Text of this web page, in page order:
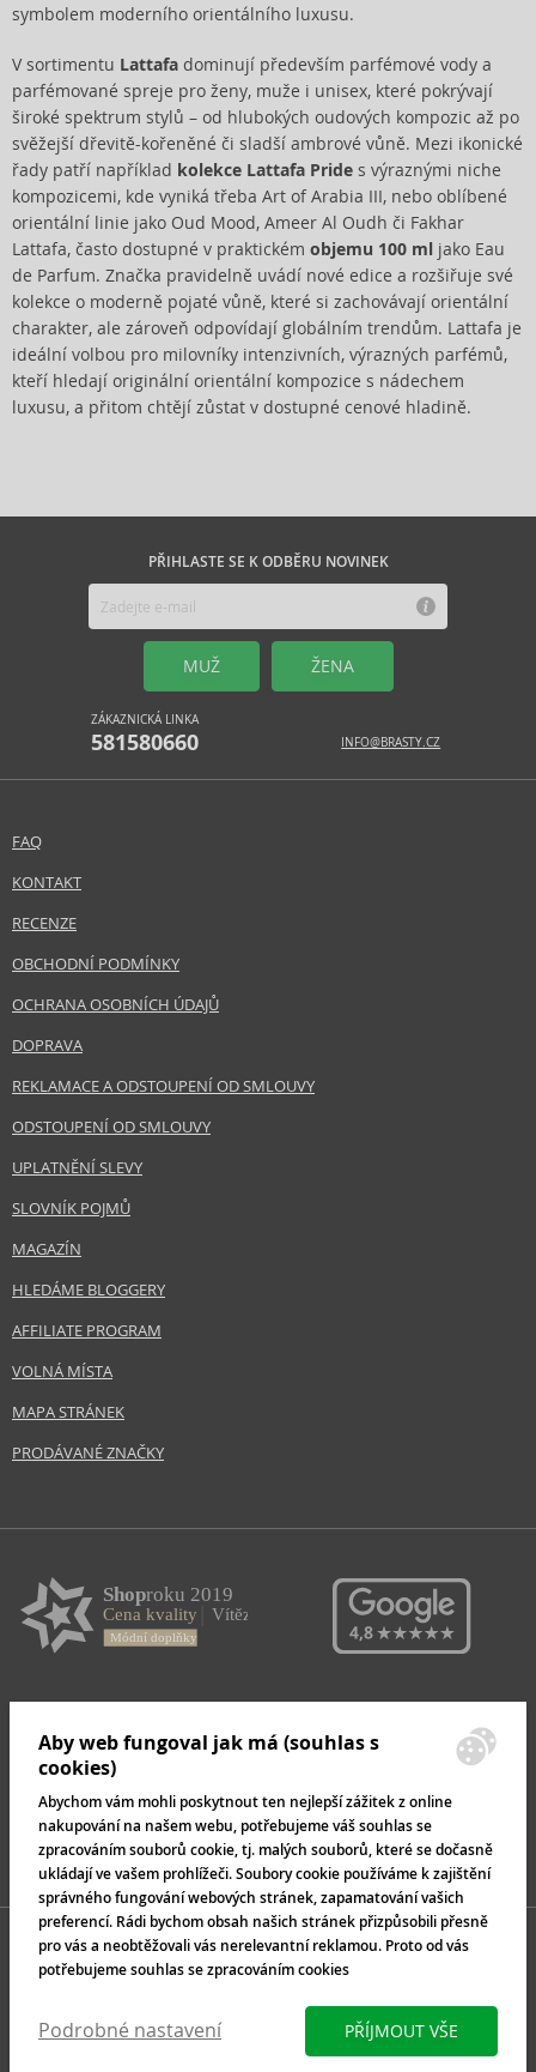
symbolem moderního orientálního luxusu.
V sortimentu Lattafa dominují především parfémové vody a
parfémované spreje pro ženy, muže i unisex, které pokrývají
široké spektrum stylů – od hlubokých oudových kompozic až po
svěžejší dřevitě-kořeněné či sladší ambrové vůně. Mezi ikonické
řady patří například kolekce Lattafa Pride s výraznými niche
kompozicemi, kde vyniká třeba Art of Arabia III, nebo oblíbené
orientální linie jako Oud Mood, Ameer Al Oudh či Fakhar
Lattafa, často dostupné v praktickém objemu 100 ml jako Eau
de Parfum. Značka pravidelně uvádí nové edice a rozšiřuje své
kolekce o moderně pojaté vůně, které si zachovávají orientální
charakter, ale zároveň odpovídají globálním trendům. Lattafa je
ideální volbou pro milovníky intenzivních, výrazných parfémů,
kteří hledají originální orientální kompozice s nádechem
luxusu, a přitom chtějí zůstat v dostupné cenové hladině.
PŘIHLASTE SE K ODBĚRU NOVINEK
MUŽ ŽENA
ZÁKAZNICKÁ LINKA
581580660 INFO@BRASTY.CZ
FAQ
KONTAKT
RECENZE
OBCHODNÍ PODMÍNKY
OCHRANA OSOBNÍCH ÚDAJŮ
DOPRAVA
REKLAMACE A ODSTOUPENÍ OD SMLOUVY
ODSTOUPENÍ OD SMLOUVY
UPLATNĚNÍ SLEVY
SLOVNÍK POJMŮ
MAGAZÍN
HLEDÁME BLOGGERY
AFFILIATE PROGRAM
VOLNÁ MÍSTA
MAPA STRÁNEK
PRODÁVANÉ ZNAČKY
Aby web fungoval jak má (souhlas s
cookies)
Abychom vám mohli poskytnout ten nejlepší zážitek z online
nakupování na našem webu, potřebujeme váš souhlas se
zpracováním souborů cookie, tj. malých souborů, které se dočasně
ukládají ve vašem prohlížeči. Soubory cookie používáme k zajištění
správného fungování webových stránek, zapamatování vašich
preferencí. Rádi bychom obsah našich stránek přizpůsobili přesně
pro vás a neobtěžovali vás nerelevantní reklamou. Proto od vás
potřebujeme souhlas se zpracováním cookies
Podrobné nastavení PŘÍJMOUT VŠE